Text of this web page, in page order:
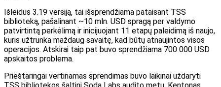
Išleidus 3.19 versiją, tai išsprendžiama pataisant TSS
biblioteką, pašalinant ~10 mln. USD spragą per valdymo
patvirtintą perkėlimą ir inicijuojant 11 etapų paleidimą iš naujo,
kuris užtrunka maždaug savaitę, kad būtų atnaujintos visos
operacijos. Atskirai taip pat buvo sprendžiama 700 000 USD
apskaitos problema.
Prieštaringai vertinamas sprendimas buvo laikinai uždaryti